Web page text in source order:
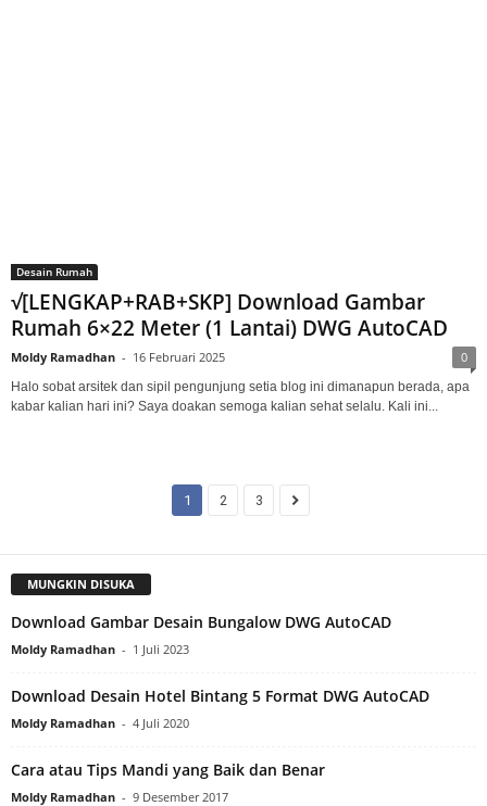
Desain Rumah
√[LENGKAP+RAB+SKP] Download Gambar
Rumah 6×22 Meter (1 Lantai) DWG AutoCAD
Moldy Ramadhan - 16 Februari 2025 0
Halo sobat arsitek dan sipil pengunjung setia blog ini dimanapun berada, apa
kabar kalian hari ini? Saya doakan semoga kalian sehat selalu. Kali ini...
1 2 3
MUNGKIN DISUKA
Download Gambar Desain Bungalow DWG AutoCAD
Moldy Ramadhan - 1 Juli 2023
Download Desain Hotel Bintang 5 Format DWG AutoCAD
Moldy Ramadhan - 4 Juli 2020
Cara atau Tips Mandi yang Baik dan Benar
Moldy Ramadhan - 9 Desember 2017